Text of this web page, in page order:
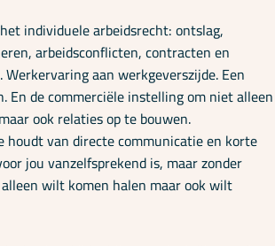
individuele arbeidsrecht: ontslag,
arbeidsconflicten, contracten en
aan werkgeverszijde. Een
En de commerciële instelling om niet alleen
ook relaties op te bouwen.
houdt van directe communicatie en korte
jou vanzelfsprekend is, maar zonder
wilt komen halen maar ook wilt